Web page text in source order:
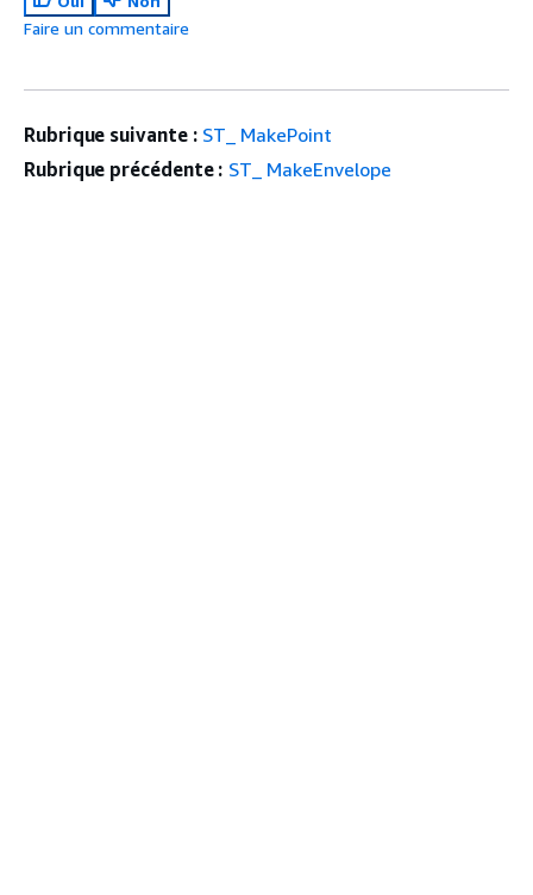
Faire un commentaire
Rubrique suivante : ST_ MakePoint
Rubrique précédente : ST_ MakeEnvelope